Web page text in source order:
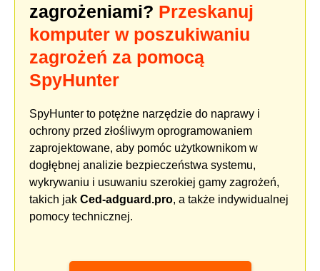
zagrożeniami? Przeskanuj
komputer w poszukiwaniu
zagrożeń za pomocą
SpyHunter
SpyHunter to potężne narzędzie do naprawy i
ochrony przed złośliwym oprogramowaniem
zaprojektowane, aby pomóc użytkownikom w
dogłębnej analizie bezpieczeństwa systemu,
wykrywaniu i usuwaniu szerokiej gamy zagrożeń,
takich jak Ced-adguard.pro, a także indywidualnej
pomocy technicznej.